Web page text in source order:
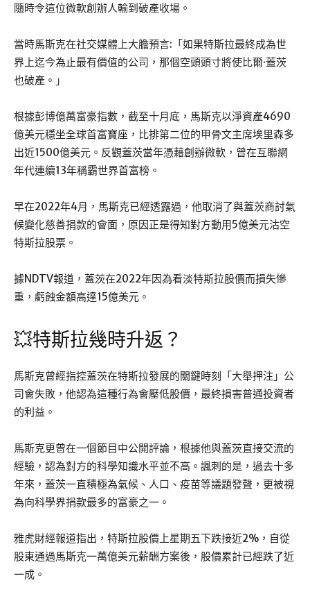
隨時令這位微軟創辦人輸到破產收場。
當時馬斯克在社交媒體上大膽預言:「如果特斯拉最終成為世
界上迄今為止最有價值的公司，那個空頭頭寸將使比爾·蓋茨
也破產。」
根據彭博億萬富豪指數，截至十月底，馬斯克以淨資產4690
億美元穩坐全球首富寶座，比排第二位的甲骨文主席埃里森多
出近1500億美元。反觀蓋茨當年憑藉創辦微軟，曾在互聯網
年代連續13年稱霸世界首富榜。
早在2022年4月，馬斯克已經透露過，他取消了與蓋茨商討氣
候變化慈善捐款的會面，原因正是得知對方動用5億美元沽空
特斯拉股票。
據NDTV報道，蓋茨在2022年因為看淡特斯拉股價而損失慘
重，虧蝕金額高達15億美元。
💥特斯拉幾時升返？
馬斯克曾經指控蓋茨在特斯拉發展的關鍵時刻「大舉押注」公
司會失敗，他認為這種行為會壓低股價，最終損害普通投資者
的利益。
馬斯克更曾在一個節目中公開評論，根據他與蓋茨直接交流的
經驗，認為對方的科學知識水平並不高。諷刺的是，過去十多
年來，蓋茨一直積極為氣候、人口、疫苗等議題發聲，更被視
為向科學界捐款最多的富豪之一。
雅虎財經報道指出，特斯拉股價上星期五下跌接近2%，自從
股東通過馬斯克一萬億美元薪酬方案後，股價累計已經跌了近
一成。